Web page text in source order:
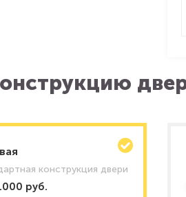
конструкция двери
руб.